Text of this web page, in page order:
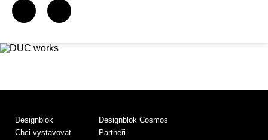
Designblok
Chci vystavovat
Designblok Cosmos
Partneři